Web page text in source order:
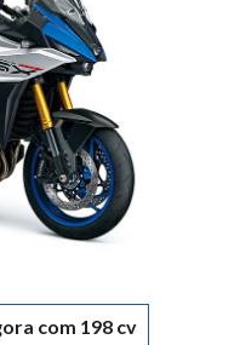
com 198 cv